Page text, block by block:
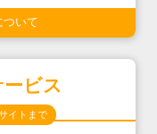
ついて
ビス
イトまで